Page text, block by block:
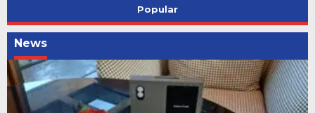
Popular
News